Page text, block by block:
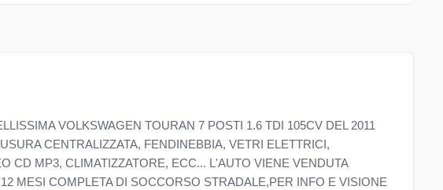
VOLKSWAGEN TOURAN 7 POSTI 1.6 TDI 105CV DEL 2011
CENTRALIZZATA, FENDINEBBIA, VETRI ELETTRICI,
CD MP3, CLIMATIZZATORE, ECC... L'AUTO VIENE VENDUTA
MESI COMPLETA DI SOCCORSO STRADALE,PER INFO E VISIONE